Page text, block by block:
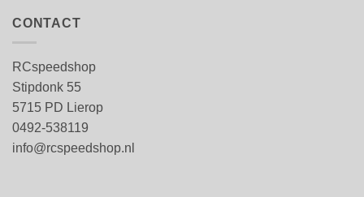
CONTACT
RCspeedshop
Stipdonk 55
5715 PD Lierop
0492-538119
info@rcspeedshop.nl